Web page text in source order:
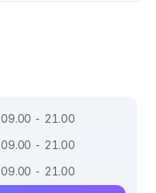
09.00 - 21.00
09.00 - 21.00
09.00 - 21.00